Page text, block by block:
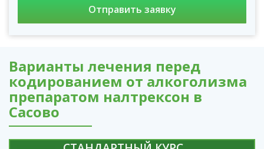
Варианты лечения перед
кодированием от алкоголизма
препаратом налтрексон в
Сасово